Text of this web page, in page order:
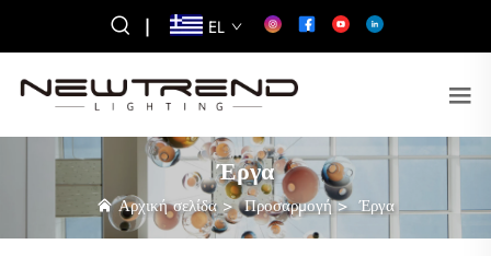
| EL
Έργα
Αρχική σελίδα>Προσαρμογή>Έργα